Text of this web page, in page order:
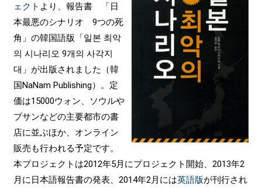
ェクト より、報告書 「日
本最悪のシナリオ 9つの死
角」の韓国語版「일본 최악
의 시나리오 9개의 사각지
대」が出版されました（韓
国NaNam Publishing）。定
価は15000ウォン、ソウルや
プサンなどの主要都市の書
店に並ぶほか、オンライン
販売も行われる予定です。
本プロジェクトは2012年5月にプロジェクト開始、2013年2
月に日本語報告書の発表、2014年2月には英語版が刊行され